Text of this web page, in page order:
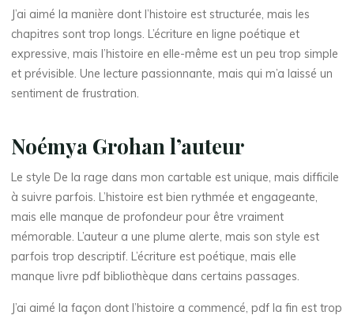
r
a
g
d
a
n
s
J’ai aimé la manière dont l’histoire est structurée, mais les
chapitres sont trop longs. L’écriture en ligne poétique et
expressive, mais l’histoire en elle-même est un peu trop simple
et prévisible. Une lecture passionnante, mais qui m’a laissé un
sentiment de frustration.
Noémya Grohan l’auteur
Le style De la rage dans mon cartable est unique, mais difficile
à suivre parfois. L’histoire est bien rythmée et engageante,
mais elle manque de profondeur pour être vraiment
mémorable. L’auteur a une plume alerte, mais son style est
parfois trop descriptif. L’écriture est poétique, mais elle
manque livre pdf bibliothèque dans certains passages.
J’ai aimé la façon dont l’histoire a commencé, pdf la fin est trop